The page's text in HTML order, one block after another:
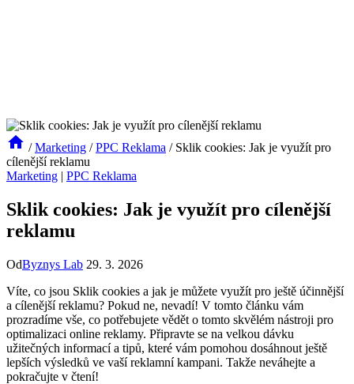
/ Marketing / PPC Reklama / Sklik cookies: Jak je využít pro
cílenější reklamu
Marketing | PPC Reklama
Sklik cookies: Jak je využít pro cílenější
reklamu
OdByznys Lab 29. 3. 2026
Víte, co jsou Sklik cookies a jak je můžete využít pro ještě účinnější
a cílenější reklamu? Pokud ne, nevadí! V tomto článku vám
prozradíme vše, co potřebujete vědět o tomto skvělém nástroji pro
optimalizaci online reklamy. Připravte se na velkou dávku
užitečných informací a tipů, které vám pomohou dosáhnout ještě
lepších výsledků ve vaší reklamní kampani. Takže neváhejte a
pokračujte v čtení!